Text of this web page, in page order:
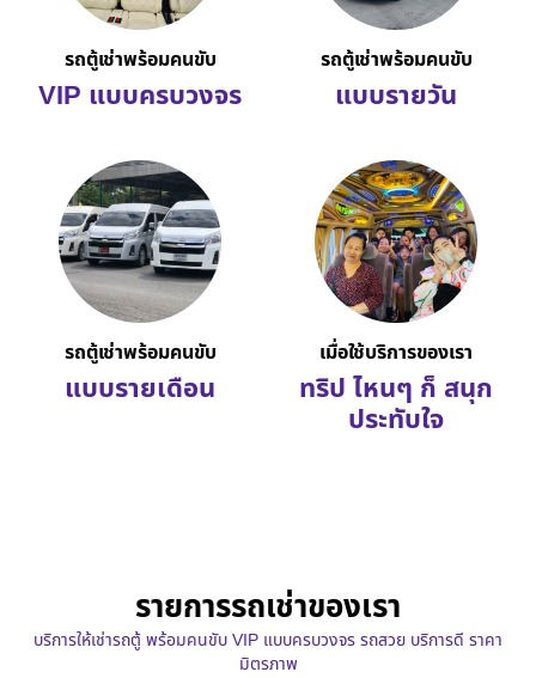
รถตู้เช่าพร้อมคนขับ
VIP แบบครบวงจร
รถตู้เช่าพร้อมคนขับ
แบบรายวัน
รถตู้เช่าพร้อมคนขับ
แบบรายเดือน
เมื่อใช้บริการของเรา
ทริป ไหนๆ ก็ สนุก
ประทับใจ
รายการรถเช่าของเรา
บริการให้เช่ารถตู้ พร้อมคนขับ VIP แบบครบวงจร รถสวย บริการดี ราคา
มิตรภาพ